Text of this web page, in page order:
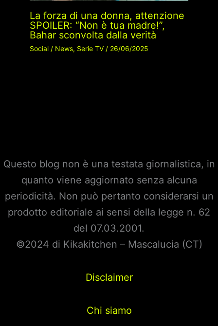
La forza di una donna, attenzione
SPOILER: “Non è tua madre!”,
Bahar sconvolta dalla verità
Social/ News, Serie TV/ 26/06/2025
Questo blog non è una testata giornalistica, in
quanto viene aggiornato senza alcuna
periodicità. Non può pertanto considerarsi un
prodotto editoriale ai sensi della legge n. 62
del 07.03.2001.
©2024 di Kikakitchen – Mascalucia (CT)
Disclaimer
Chi siamo